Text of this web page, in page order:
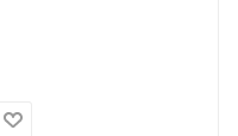
Длина приманки, мм